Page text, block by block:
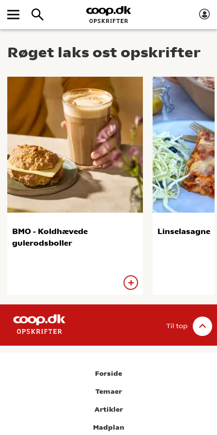
Røget laks ost opskrifter
BMO - Koldhævede
gulerodsboller
Linselasagne
Til top
Forside
Temaer
Artikler
Madplan